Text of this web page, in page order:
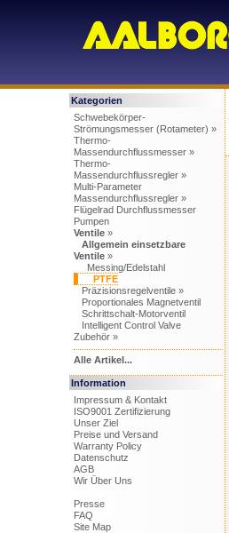
Kategorien
Schwebekörper-
Strömungsmesser (Rotameter) »
Thermo-
Massendurchflussmesser »
Thermo-
Massendurchflussregler »
Multi-Parameter
Massendurchflussregler »
Flügelrad Durchflussmesser
Pumpen
Ventile»
Allgemein einsetzbare
Ventile»
Messing/Edelstahl
PTFE
Präzisionsregelventile »
Proportionales Magnetventil
Schrittschalt-Motorventil
Intelligent Control Valve
Zubehör »
Alle Artikel...
Information
Impressum & Kontakt
ISO9001 Zertifizierung
Unser Ziel
Preise und Versand
Warranty Policy
Datenschutz
AGB
Wir Über Uns
Presse
FAQ
Site Map